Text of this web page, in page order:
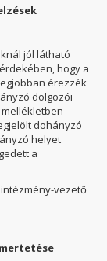
jól látható
hogy a
érezzék
dolgozói
dohányzó
helyet
a
vezető